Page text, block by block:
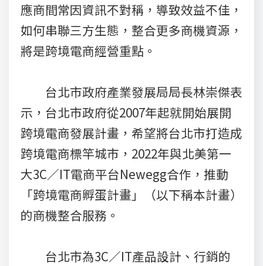
應商間常因資訊不對稱，導致效益不佳，
如何串聯三方生態，整合更多商機資源，
將是跨境電商經營重點。
台北市政府產業發展局局長林崇傑表
示，台北市政府從2007年起就開始展開
跨境電商發展計畫，希望將台北市打造成
跨境電商標竿城市，2022年與北美第一
大3C／IT電商平台Newegg合作，推動
「跨境電商孵蛋計畫」（以下稱本計畫）
的商機整合服務。
台北市為3C／IT產品設計、行銷的